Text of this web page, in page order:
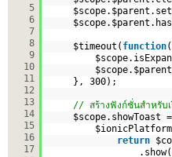
5
6
7
8
9
10
11
12
13
14
15
16
17
$timeout( function
}, 300);
// สร้างฟังก์ชั่นสำหรั
$scope.showToast =
return